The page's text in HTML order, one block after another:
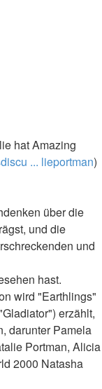
hat Amazing
... lieportman)
über die
und die
und
hast.
wird "Earthlings"
erzählt,
darunter Pamela
Portman, Alicia
2000 Natasha